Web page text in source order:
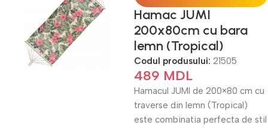
Hamac JUMI
200x80cm cu bara
lemn (Tropical)
Codul produsului: 21505
489 MDL
Hamacul JUMI de 200×80 cm cu
traverse din lemn (Tropical)
este combinatia perfecta de stil